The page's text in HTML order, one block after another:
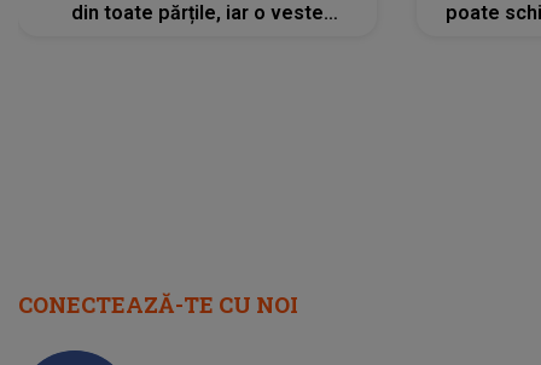
din toate părțile, iar o veste
poate
CONECTEAZĂ-TE CU NOI